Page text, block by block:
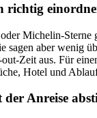
richtig
Michelin-Sterne
sagen aber wenig
Zeit aus. Für
Hotel und
der Anreise